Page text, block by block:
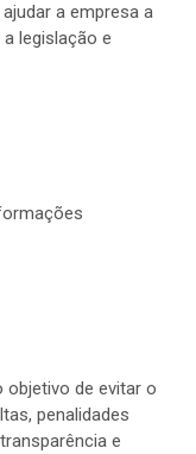
a empresa a
legislação e
objetivo de evitar o
penalidades
e